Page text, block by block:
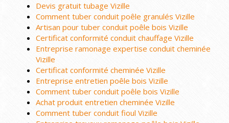
Devis gratuit tubage Vizille
Comment tuber conduit poêle granulés Vizille
Artisan pour tuber conduit poêle bois Vizille
Certificat conformité conduit chauffage Vizille
Entreprise ramonage expertise conduit cheminée
Vizille
Certificat conformité cheminée Vizille
Entreprise entretien poêle bois Vizille
Comment tuber conduit poêle bois Vizille
Achat produit entretien cheminée Vizille
Comment tuber conduit fioul Vizille